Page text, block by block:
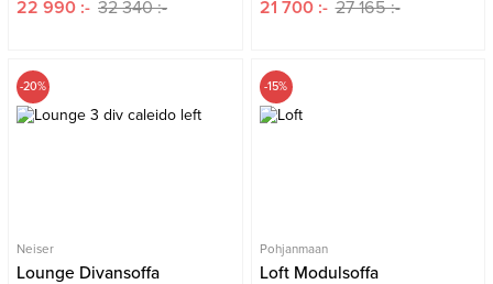
22 990 :- 32 340 :- 21 700 :- 27 165 :-
-20%
Neiser
Lounge Divansoffa
-15%
Pohjanmaan
Loft Modulsoffa